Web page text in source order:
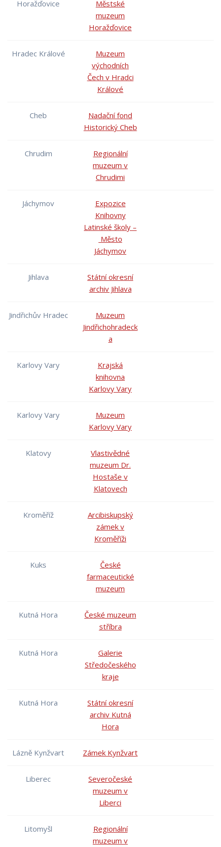
Horažďovice
Městské
muzeum
Horažďovice
Hradec Králové
Muzeum
východních
Čech v Hradci
Králové
Cheb
Nadační fond
Historický Cheb
Chrudim
Regionální
muzeum v
Chrudimi
Jáchymov
Expozice
Knihovny
Latinské školy –
Město
Jáchymov
Jihlava
Státní okresní
archiv Jihlava
Jindřichův Hradec
Muzeum
Jindřichohradeck
a
Karlovy Vary
Krajská
knihovna
Karlovy Vary
Karlovy Vary
Muzeum
Karlovy Vary
Klatovy
Vlastivědné
muzeum Dr.
Hostaše v
Klatovech
Kroměříž
Arcibiskupský
zámek v
Kroměříži
Kuks
České
farmaceutické
muzeum
Kutná Hora
České muzeum
stříbra
Kutná Hora
Galerie
Středočeského
kraje
Kutná Hora
Státní okresní
archiv Kutná
Hora
Lázně Kynžvart Zámek Kynžvart
Liberec
Severočeské
muzeum v
Liberci
Litomyšl
Regionální
muzeum v